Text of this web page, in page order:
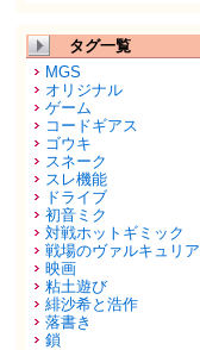
タグ一覧
MGS
オリジナル
ゲーム
コードギアス
ゴウキ
スネーク
スレ機能
ドライブ
初音ミク
対戦ホットギミック
戦場のヴァルキュリア
映画
粘土遊び
緋沙希と浩作
落書き
鎖